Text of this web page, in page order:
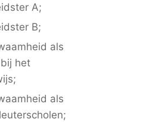
A;
B;
als
het
als